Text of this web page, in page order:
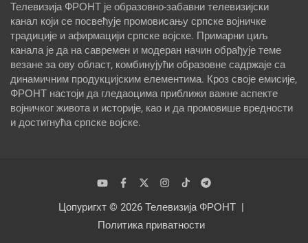
Телевизија ФРОНТ је образовно-забавни телевизијски
канал који се посвећује промовисању српске војничке
традиције и афирмацији српске војске. Примарни циљ
канала је да на савремен и модеран начин обрађује теме
везане за ову област, комбинујући образовне садржаје са
динамичним продукцијским елементима. Кроз своје емисије,
ФРОНТ настоји да гледаоцима приближи важне аспекте
војничког живота и историје, као и да промовише вредности
и достигнућа српске војске.
Цопyригхт © 2026 Телевизија ФРОНТ
Политика приватности